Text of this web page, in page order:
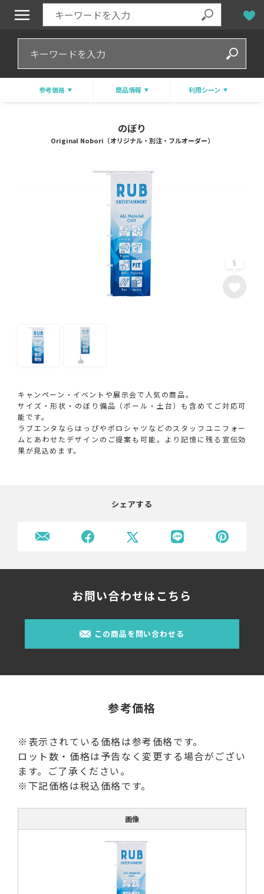
参考価格 商品情報 利用シーン
のぼり
Original Nobori（オリジナル・別注・フルオーダー）
5
キャンペーン・イベントや展示会で人気の商品。
サイズ・形状・のぼり備品（ポール・土台）も含めてご対応可
能です。
ラブエンタならはっぴやポロシャツなどのスタッフユニフォー
ムとあわせたデザインのご提案も可能。より記憶に残る宣伝効
果が見込めます。
シェアする
お問い合わせはこちら
この商品を問い合わせる
参考価格
※表示されている価格は参考価格です。
ロット数・価格は予告なく変更する場合がござい
ます。ご了承ください。
※下記価格は税込価格です。
画像